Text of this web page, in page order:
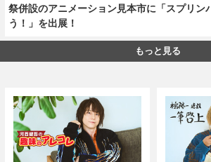
祭併設のアニメーション見本市に「スプリン
う！」を出展！
もっと見る